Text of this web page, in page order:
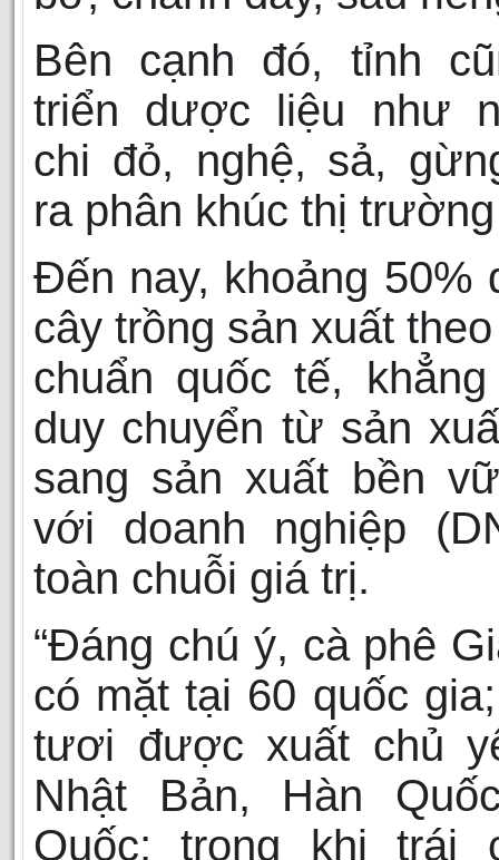
Bên cạnh đó, tỉnh
triển dược liệu như
chi đỏ, nghệ, sả,
ra phân khúc thị
Đến nay, khoảng 50%
cây trồng sản xuất
chuẩn quốc tế,
duy chuyển từ sản
sang sản xuất bền
với doanh nghiệp
toàn chuỗi giá trị.
“Đáng chú ý, cà phê
có mặt tại 60 quốc
tươi được xuất chủ
Nhật Bản, Hàn
Quốc; trong khi trái